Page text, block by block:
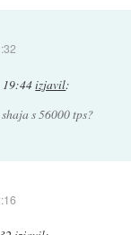
19:44izjavil:
s 56000 tps?